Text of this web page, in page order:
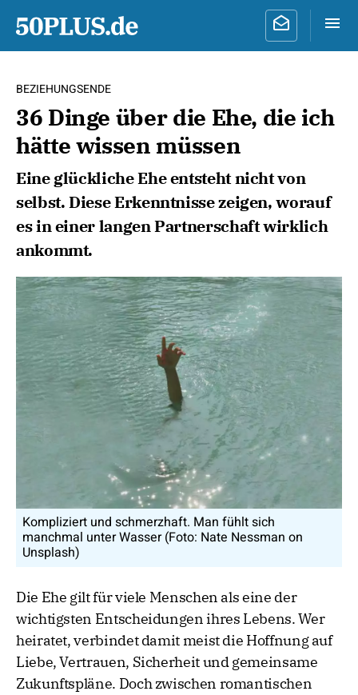
BEZIEHUNGSENDE
36 Dinge über die Ehe, die ich
hätte wissen müssen
Eine glückliche Ehe entsteht nicht von
selbst. Diese Erkenntnisse zeigen, worauf
es in einer langen Partnerschaft wirklich
ankommt.
Kompliziert und schmerzhaft. Man fühlt sich
manchmal unter Wasser (Foto: Nate Nessman on
Unsplash)
Die Ehe gilt für viele Menschen als eine der
wichtigsten Entscheidungen ihres Lebens. Wer
heiratet, verbindet damit meist die Hoffnung auf
Liebe, Vertrauen, Sicherheit und gemeinsame
Zukunftspläne. Doch zwischen romantischen